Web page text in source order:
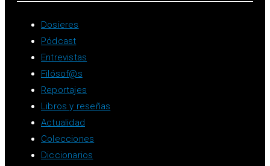
Dosieres
Pódcast
Entrevistas
Filósof@s
Reportajes
Libros y reseñas
Actualidad
Colecciones
Diccionarios